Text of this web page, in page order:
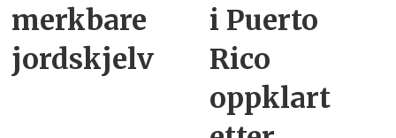
merkbare
jordskjelv
i Puerto
Rico
oppklart